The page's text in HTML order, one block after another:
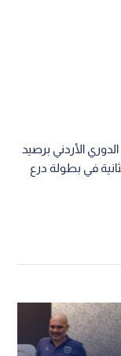
الأردني برصيد
في بطولة درع